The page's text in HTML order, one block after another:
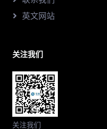
英文网站
关注我们
关注我们